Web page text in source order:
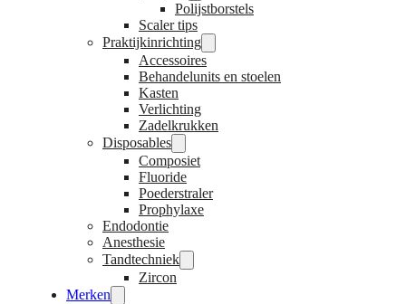
Polijstborstels
Scaler tips
Praktijkinrichting
Accessoires
Behandelunits en stoelen
Kasten
Verlichting
Zadelkrukken
Disposables
Composiet
Fluoride
Poederstraler
Prophylaxe
Endodontie
Anesthesie
Tandtechniek
Zircon
Merken